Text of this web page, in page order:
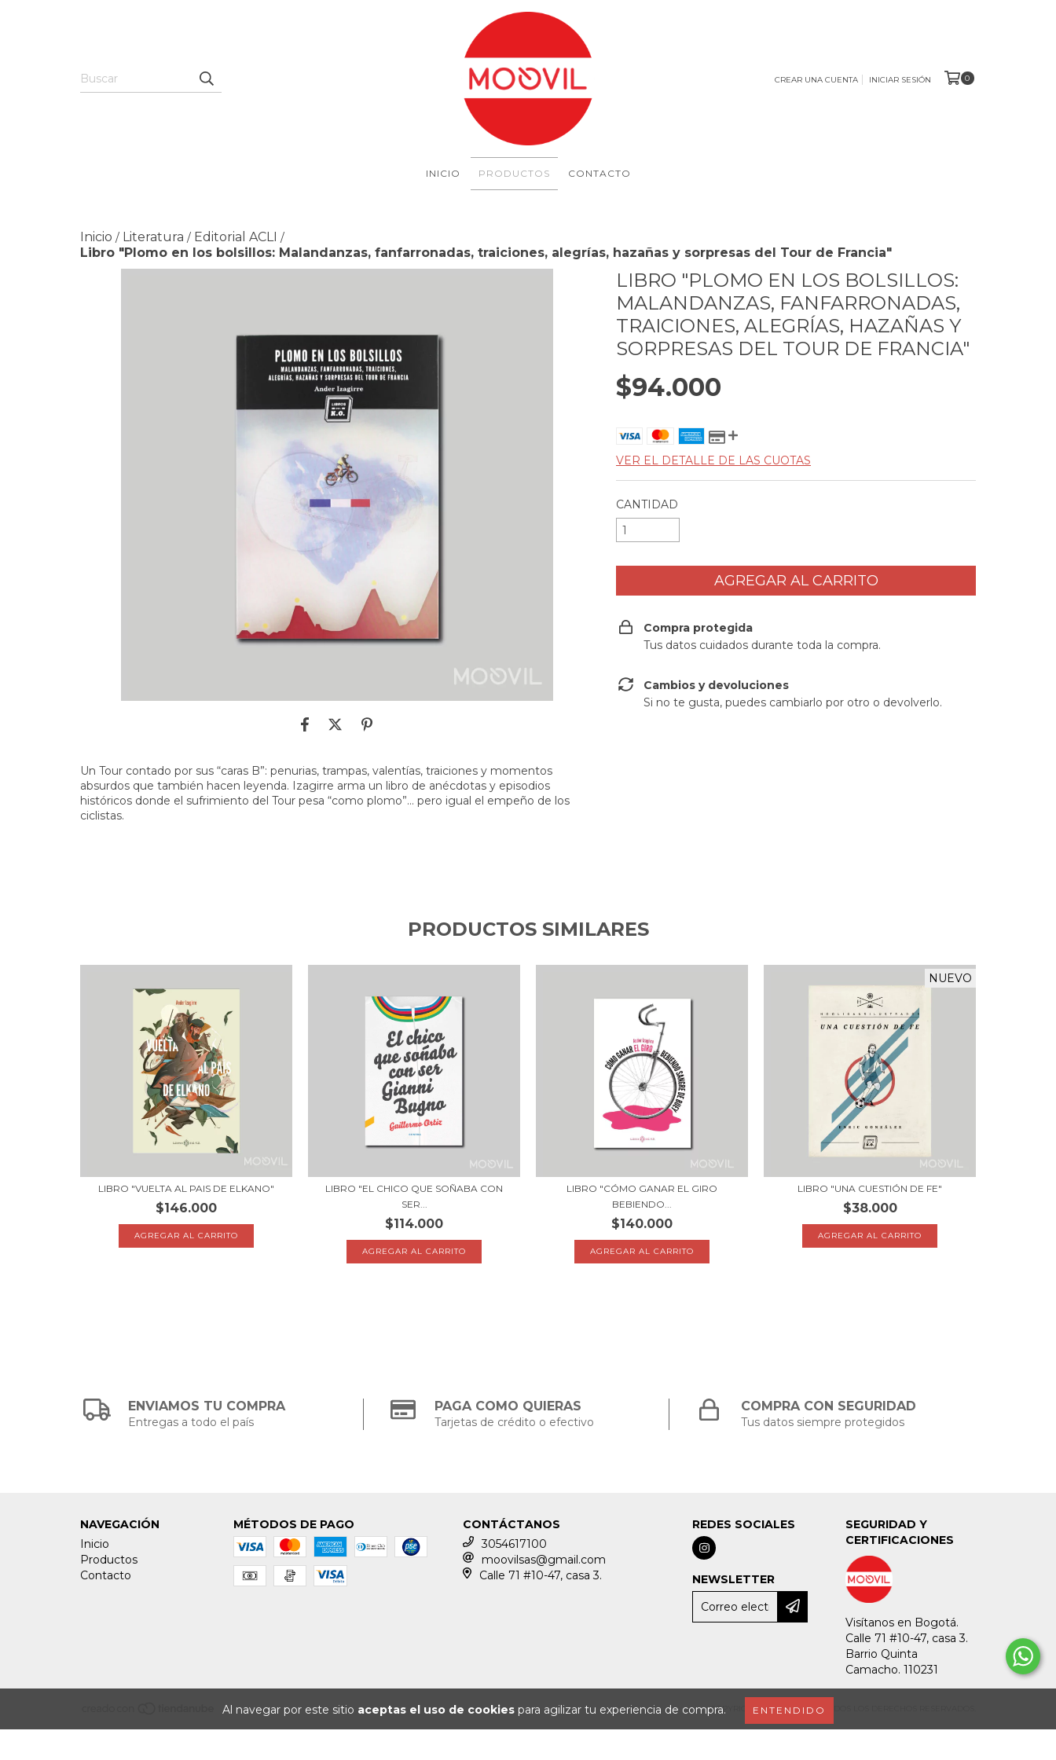
Al navegar por este sitio aceptas el uso de cookies para agilizar tu experiencia de compra. ENTENDIDO
CREAR UNA CUENTA INICIAR SESIÓN 0
INICIO PRODUCTOS CONTACTO
Inicio / Literatura / Editorial ACLI /
Libro "Plomo en los bolsillos: Malandanzas, fanfarronadas, traiciones, alegrías, hazañas y sorpresas del Tour de Francia"
Un Tour contado por sus “caras B”: penurias, trampas, valentías, traiciones y momentos
absurdos que también hacen leyenda. Izagirre arma un libro de anécdotas y episodios
históricos donde el sufrimiento del Tour pesa “como plomo”… pero igual el empeño de los
ciclistas.
LIBRO "PLOMO EN LOS BOLSILLOS:
MALANDANZAS, FANFARRONADAS,
TRAICIONES, ALEGRÍAS, HAZAÑAS Y
SORPRESAS DEL TOUR DE FRANCIA"
$94.000
VER EL DETALLE DE LAS CUOTAS
CANTIDAD
Compra protegida
Tus datos cuidados durante toda la compra.
Cambios y devoluciones
Si no te gusta, puedes cambiarlo por otro o devolverlo.
PRODUCTOS SIMILARES
LIBRO "VUELTA AL PAIS DE ELKANO"
$146.000
LIBRO "EL CHICO QUE SOÑABA CON
SER...
$114.000
LIBRO "CÓMO GANAR EL GIRO
BEBIENDO...
$140.000
NUEVO
LIBRO "UNA CUESTIÓN DE FE"
$38.000
ENVIAMOS TU COMPRA
Entregas a todo el país
PAGA COMO QUIERAS
Tarjetas de crédito o efectivo
COMPRA CON SEGURIDAD
Tus datos siempre protegidos
NAVEGACIÓN
Inicio
Productos
Contacto
MÉTODOS DE PAGO
CONTÁCTANOS
3054617100
moovilsas@gmail.com
Calle 71 #10-47, casa 3.
REDES SOCIALES
NEWSLETTER
SEGURIDAD Y
CERTIFICACIONES
Visítanos en Bogotá.
Calle 71 #10-47, casa 3.
Barrio Quinta
Camacho. 110231
COPYRIGHT MOOVIL - 2026. TODOS LOS DERECHOS RESERVADOS.